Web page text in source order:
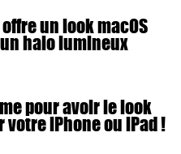
un look macOS
halo lumineux
pour avoir le look
votre iPhone ou iPad !